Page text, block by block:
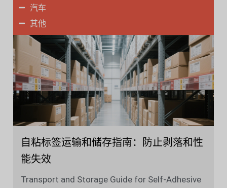
汽车
其他
自粘标签运输和储存指南：防止剥落和性
能失效
Transport and Storage Guide for Self-Adhesive